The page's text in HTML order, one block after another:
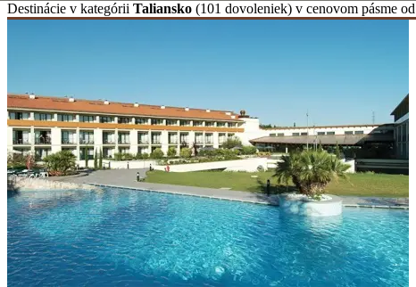
Destinácie v kategórii Taliansko (101 dovoleniek) v cenovom pásme od